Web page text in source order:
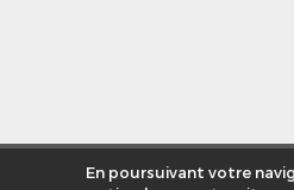
En poursuivant votre